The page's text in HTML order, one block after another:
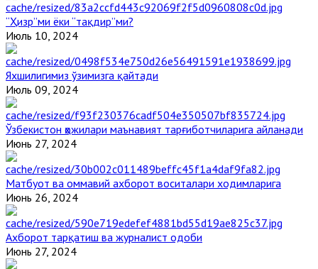
“Ҳизр”ми ёки “тақдир”ми?
Июль 10, 2024
Яхшилигимиз ўзимизга қайтади
Июль 09, 2024
Ўзбекистон ҳожилари маънавият тарғиботчиларига айланади
Июнь 27, 2024
Матбуот ва оммавий ахборот воситалари ходимларига
Июнь 26, 2024
Ахборот тарқатиш ва журналист одоби
Июнь 27, 2024